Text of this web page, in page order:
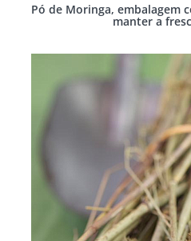
Pó de Moringa, embalagem
manter a